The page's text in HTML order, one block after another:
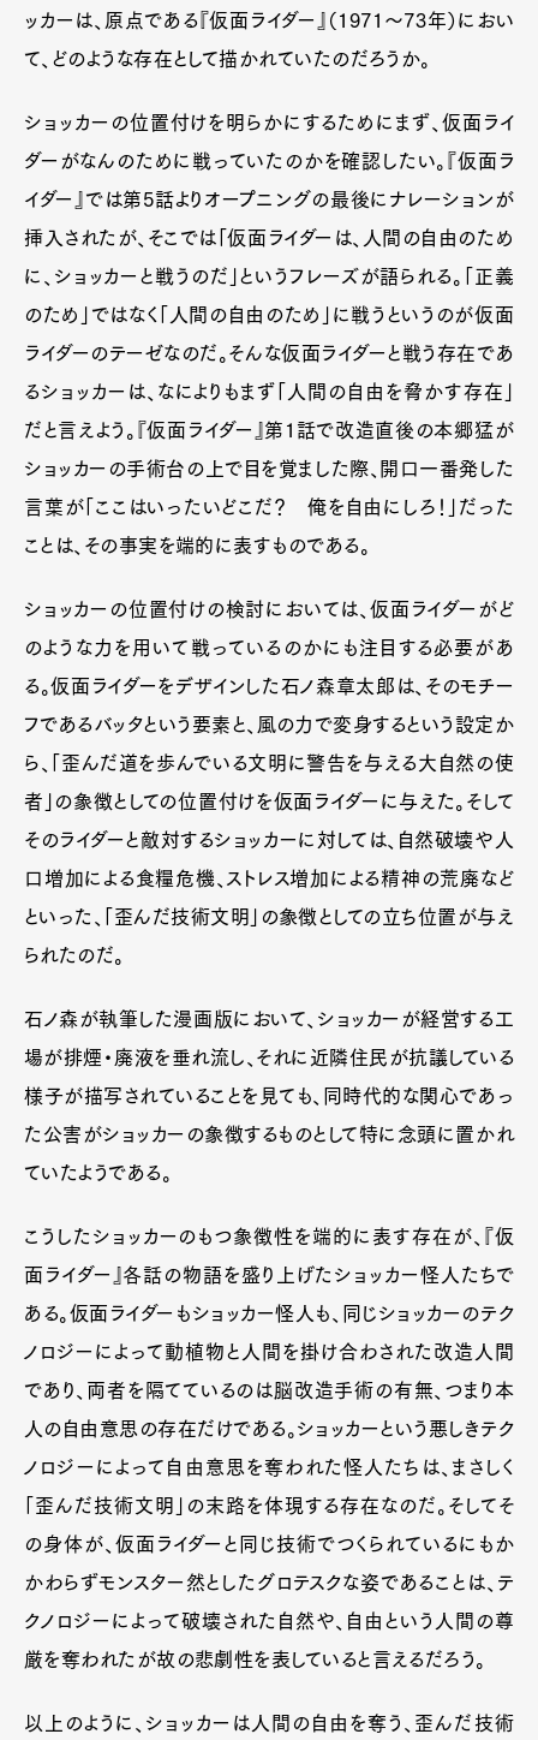
ッカーは、原点である『仮面ライダー』（1971～73年）におい
て、どのような存在として描かれていたのだろうか。
ショッカーの位置付けを明らかにするためにまず、仮面ライ
ダーがなんのために戦っていたのかを確認したい。『仮面ラ
イダー』では第5話よりオープニングの最後にナレーションが
挿入されたが、そこでは「仮面ライダーは、人間の自由のため
に、ショッカーと戦うのだ」というフレーズが語られる。「正義
のため」ではなく「人間の自由のため」に戦うというのが仮面
ライダーのテーゼなのだ。そんな仮面ライダーと戦う存在であ
るショッカーは、なによりもまず「人間の自由を脅かす存在」
だと言えよう。『仮面ライダー』第1話で改造直後の本郷猛が
ショッカーの手術台の上で目を覚ました際、開口一番発した
言葉が「ここはいったいどこだ？ 俺を自由にしろ！」だった
ことは、その事実を端的に表すものである。
ショッカーの位置付けの検討においては、仮面ライダーがど
のような力を用いて戦っているのかにも注目する必要があ
る。仮面ライダーをデザインした石ノ森章太郎は、そのモチー
フであるバッタという要素と、風の力で変身するという設定か
ら、「歪んだ道を歩んでいる文明に警告を与える大自然の使
者」の象徴としての位置付けを仮面ライダーに与えた。そして
そのライダーと敵対するショッカーに対しては、自然破壊や人
口増加による食糧危機、ストレス増加による精神の荒廃など
といった、「歪んだ技術文明」の象徴としての立ち位置が与え
られたのだ。
石ノ森が執筆した漫画版において、ショッカーが経営する工
場が排煙・廃液を垂れ流し、それに近隣住民が抗議している
様子が描写されていることを見ても、同時代的な関心であっ
た公害がショッカーの象徴するものとして特に念頭に置かれ
ていたようである。
こうしたショッカーのもつ象徴性を端的に表す存在が、『仮
面ライダー』各話の物語を盛り上げたショッカー怪人たちで
ある。仮面ライダーもショッカー怪人も、同じショッカーのテク
ノロジーによって動植物と人間を掛け合わされた改造人間
であり、両者を隔てているのは脳改造手術の有無、つまり本
人の自由意思の存在だけである。ショッカーという悪しきテク
ノロジーによって自由意思を奪われた怪人たちは、まさしく
「歪んだ技術文明」の末路を体現する存在なのだ。そしてそ
の身体が、仮面ライダーと同じ技術でつくられているにもか
かわらずモンスター然としたグロテスクな姿であることは、テ
クノロジーによって破壊された自然や、自由という人間の尊
厳を奪われたが故の悲劇性を表していると言えるだろう。
以上のように、ショッカーは人間の自由を奪う、歪んだ技術